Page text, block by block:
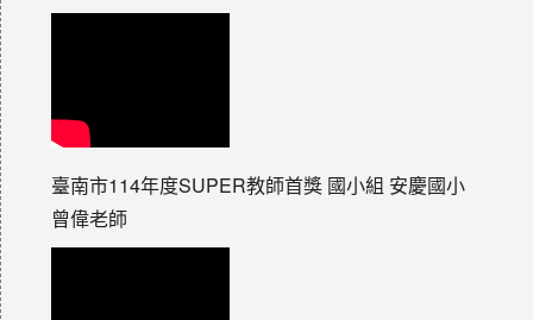
臺南市114年度SUPER教師首獎 國小組 安慶國小
曾偉老師